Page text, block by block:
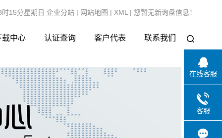
15分星期日 企业分站 | 网站地图 | XML | 您暂无新询盘信息！
载中心 认证查询 客户代表 联系我们
在线客服
客服